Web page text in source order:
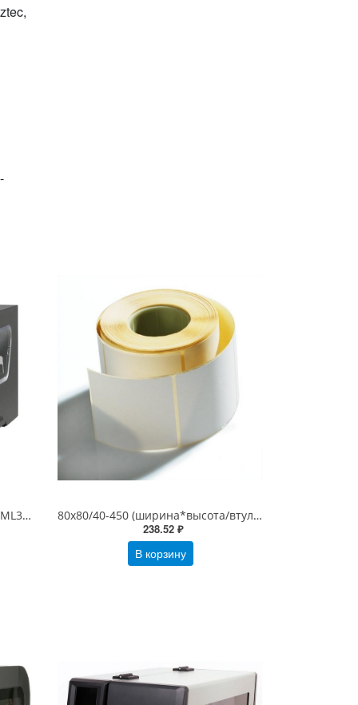
Промышленный принтер TSC ML340P (300dpi, 105,7мм, 127мм/сек, USB+RS232+Ethernet+USB host+RTC, 99-080A006-0302)
80х80/40-450 (ширина*высота/втулка-этикеток в рулоне), белая Термоэтикетки ЭКО, 80*80
238.52 ₽
В корзину